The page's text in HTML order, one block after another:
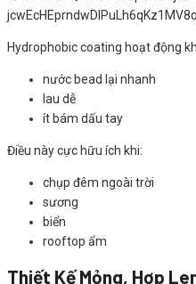
Hydrophobic coating hoạt động
nước bead lại nhanh
lau dễ
ít bám dấu tay
Điều này cực hữu ích khi:
chụp đêm ngoài trời
sương
biển
rooftop ẩm
Thiết Kế Mỏng, Hợp